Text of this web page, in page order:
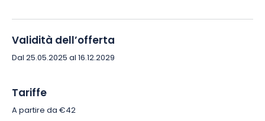
creata da Samuel Roger della Maison Henri Pion.Questo
un’ampia scelta di vini e liquori francesi e stranieri.
particolare, suggerisce abbinamenti armoniosi tra
Validità dell’offerta
Dal 25.05.2025 al 16.12.2029
Tariffe
A partire da €42